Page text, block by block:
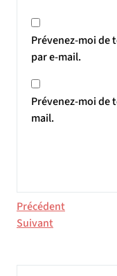
Prévenez-moi de
par e-mail.
Prévenez-moi de
mail.
Navigation
de
Article
précédent
Précédent
Article
Suivant